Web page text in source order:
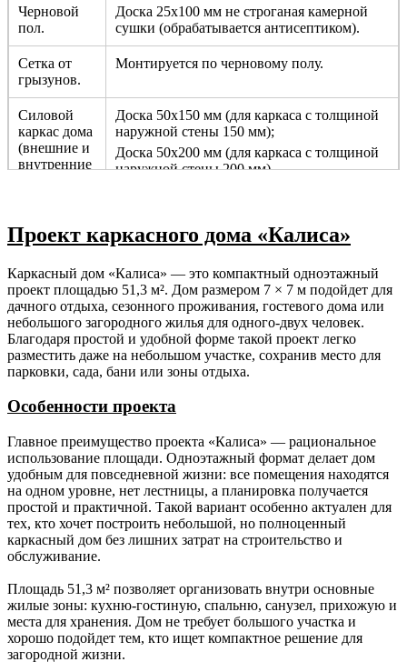
Черновой
пол.
Доска 25х100 мм не строганая камерной
сушки (обрабатывается антисептиком).
Сетка от
грызунов.
Монтируется по черновому полу.
Силовой
каркас дома
(внешние и
внутренние
Доска 50х150 мм (для каркаса с толщиной
наружной стены 150 мм);
Доска 50х200 мм (для каркаса с толщиной
наружной стены 200 мм).
Перегородки.
Брус 50х100 мм не строганный камерной
сушки с шагом 590 мм.
Ригель.
Брус 50х100 мм не строганный камерной
сушки.
Раскосы.
Брус 50х100 мм не строганный камерной
сушки.
(наружные
фасады).
технологическим зазором 30 мм через
контр-обрешётку.
Стропильная
система.
Доска 50х150 мм (для каркаса с толщиной
наружной стены 150 мм);
Доска 50х200 мм (для каркаса с толщиной
наружной стены 200 мм).
Гидро-,
Обрешётка.
Разреженная обрешётка под кровлю из
доски обрезной 25х100 мм с шагом 350
мм.
Проект каркасного дома «Калиса»
Каркасный дом «Калиса» — это компактный одноэтажный
проект площадью 51,3 м². Дом размером 7 × 7 м подойдет для
дачного отдыха, сезонного проживания, гостевого дома или
небольшого загородного жилья для одного-двух человек.
Благодаря простой и удобной форме такой проект легко
разместить даже на небольшом участке, сохранив место для
парковки, сада, бани или зоны отдыха.
Особенности проекта
Главное преимущество проекта «Калиса» — рациональное
использование площади. Одноэтажный формат делает дом
удобным для повседневной жизни: все помещения находятся
на одном уровне, нет лестницы, а планировка получается
простой и практичной. Такой вариант особенно актуален для
тех, кто хочет построить небольшой, но полноценный
каркасный дом без лишних затрат на строительство и
обслуживание.
Площадь 51,3 м² позволяет организовать внутри основные
жилые зоны: кухню-гостиную, спальню, санузел, прихожую и
места для хранения. Дом не требует большого участка и
хорошо подойдет тем, кто ищет компактное решение для
загородной жизни.